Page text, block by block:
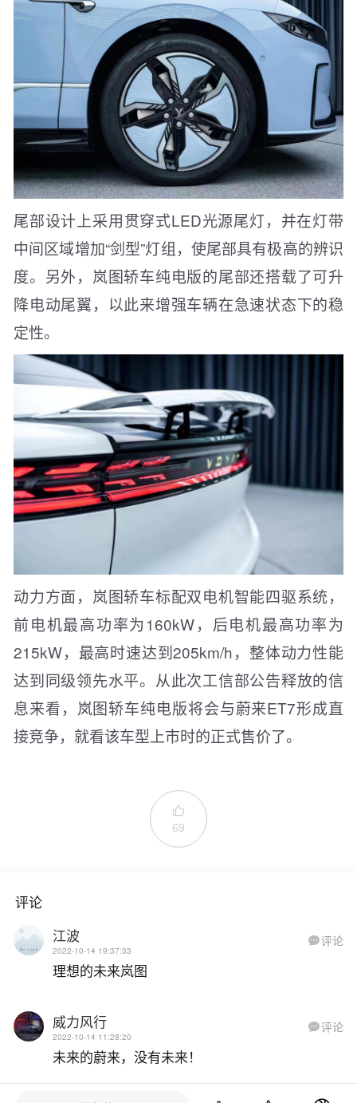
尾部设计上采用贯穿式LED光源尾灯，并在灯带
中间区域增加“剑型”灯组，使尾部具有极高的辨识
度。另外，岚图轿车纯电版的尾部还搭载了可升
降电动尾翼，以此来增强车辆在急速状态下的稳
定性。
动力方面，岚图轿车标配双电机智能四驱系统，
前电机最高功率为160kW，后电机最高功率为
215kW，最高时速达到205km/h，整体动力性能
达到同级领先水平。从此次工信部公告释放的信
息来看，岚图轿车纯电版将会与蔚来ET7形成直
接竞争，就看该车型上市时的正式售价了。

69
评论
江波
2022-10-14 19:37:33
评论
理想的未来岚图
威力风行
2022-10-14 11:28:20
评论
未来的蔚来，没有未来！